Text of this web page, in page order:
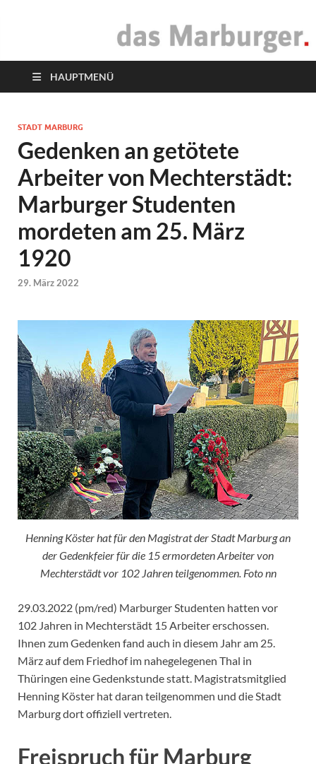
das Marburger.
HAUPTMENÜ
STADT MARBURG
Gedenken an getötete
Arbeiter von Mechterstädt:
Marburger Studenten
mordeten am 25. März
1920
29. März 2022
Henning Köster hat für den Magistrat der Stadt Marburg an
der Gedenkfeier für die 15 ermordeten Arbeiter von
Mechterstädt vor 102 Jahren teilgenommen. Foto nn
29.03.2022 (pm/red) Marburger Studenten hatten vor
102 Jahren in Mechterstädt 15 Arbeiter erschossen.
Ihnen zum Gedenken fand auch in diesem Jahr am 25.
März auf dem Friedhof im nahegelegenen Thal in
Thüringen eine Gedenkstunde statt. Magistratsmitglied
Henning Köster hat daran teilgenommen und die Stadt
Marburg dort offiziell vertreten.
Freispruch für Marburg